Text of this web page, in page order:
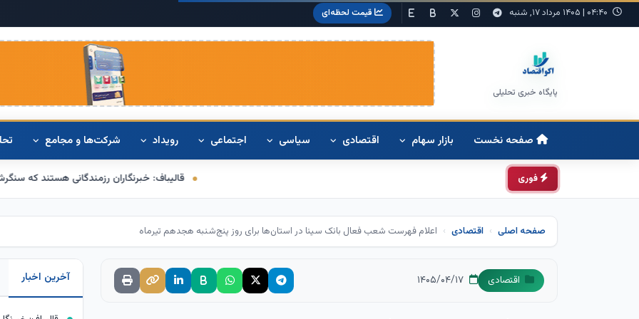
۰۴:۴۰ | ۱۴۰۵ مرداد ۱۷, شنبه قیمت لحظه‌ای
پایگاه خبری تحلیلی
صفحه نخست بازار سهام اقتصادی سیاسی اجتماعی رویداد شرکت‌ها و مجامع
فوری قالیباف: خبرنگاران رزمندگانی هستند که سنگرشان آگاهی و
صفحه اصلی اقتصادی اعلام فهرست شعب فعال بانک سینا در استان‌ها برای روز پنج‌شنبه هجدهم تیرماه
اقتصادی آخرین اخبار